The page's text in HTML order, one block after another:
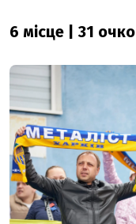
6 місце | 31 очко